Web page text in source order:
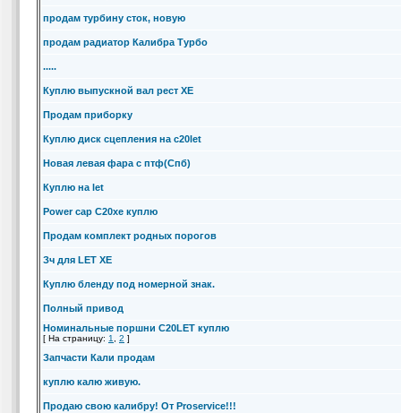
продам турбину сток, новую
продам радиатор Калибра Турбо
.....
Куплю выпускной вал рест ХЕ
Продам приборку
Куплю диск сцепления на c20let
Новая левая фара с птф(Спб)
Куплю на let
Power cap C20xe куплю
Продам комплект родных порогов
Зч для LET XE
Куплю бленду под номерной знак.
Полный привод
Номинальные поршни C20LET куплю
[ На страницу: 1 2 ]
Запчасти Кали продам
куплю калю живую.
Продаю свою калибру! От Proservice!!!